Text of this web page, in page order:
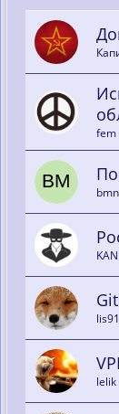
fem
bmn
lis91
lelik